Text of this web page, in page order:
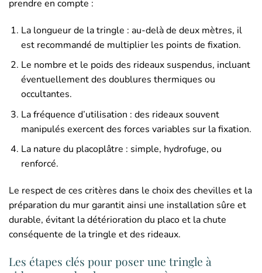
prendre en compte :
La longueur de la tringle : au-delà de deux mètres, il
est recommandé de multiplier les points de fixation.
Le nombre et le poids des rideaux suspendus, incluant
éventuellement des doublures thermiques ou
occultantes.
La fréquence d’utilisation : des rideaux souvent
manipulés exercent des forces variables sur la fixation.
La nature du placoplâtre : simple, hydrofuge, ou
renforcé.
Le respect de ces critères dans le choix des chevilles et la
préparation du mur garantit ainsi une installation sûre et
durable, évitant la détérioration du placo et la chute
conséquente de la tringle et des rideaux.
Les étapes clés pour poser une tringle à